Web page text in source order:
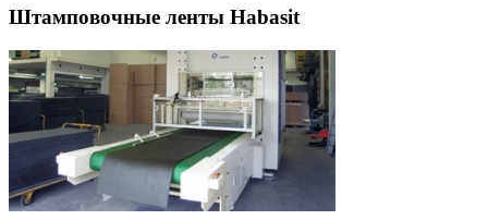
Штамповочные ленты Habasit